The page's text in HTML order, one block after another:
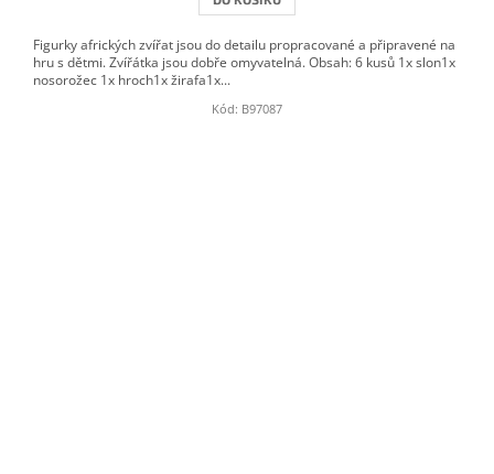
Figurky afrických zvířat jsou do detailu propracované a připravené na
hru s dětmi. Zvířátka jsou dobře omyvatelná. Obsah: 6 kusů 1x slon1x
nosorožec 1x hroch1x žirafa1x...
Kód: B97087